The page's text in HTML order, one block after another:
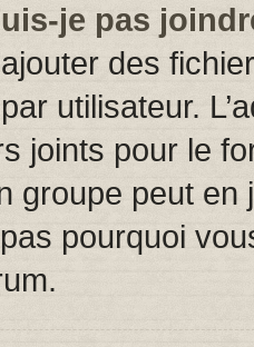
je pas
des
utilisateur.
joints pour le
groupe peut en
pourquoi